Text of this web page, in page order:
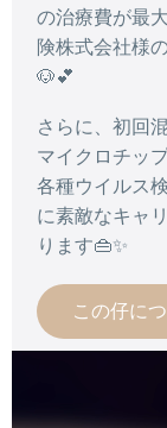
の治療費が最
険株式会社様
🐶💕
さらに、初回
マイクロチッ
各種ウイルス
に素敵なキャ
ります👜✨
この仔に